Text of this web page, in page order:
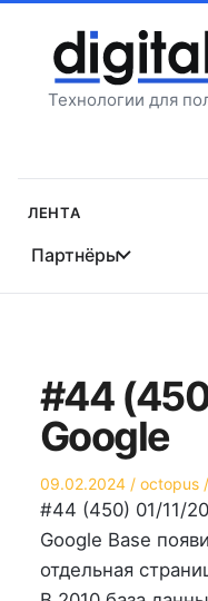
содержимому
Технологии для
Лента
Партнёры
#44
Google
Опубликовано
на
09.02.2024 Автор
octopus
#44 (450) 01/11/
Google Base
отдельная